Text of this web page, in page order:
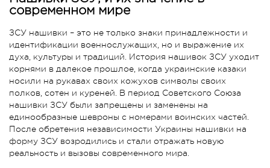
современном мире
ЗСУ нашивки – это не только знаки принадлежности и
идентификации военнослужащих, но и выражение их
духа, культуры и традиций. История нашивок ЗСУ уходит
корнями в далекое прошлое, когда украинские казаки
носили на рукавах своих кожухов символы своих
полков, сотен и куреней. В период Советского Союза
нашивки ЗСУ были запрещены и заменены на
единообразные шевроны с номерами воинских частей.
После обретения независимости Украины нашивки на
форму ЗСУ возродились и стали отражать новую
реальность и вызовы современного мира.